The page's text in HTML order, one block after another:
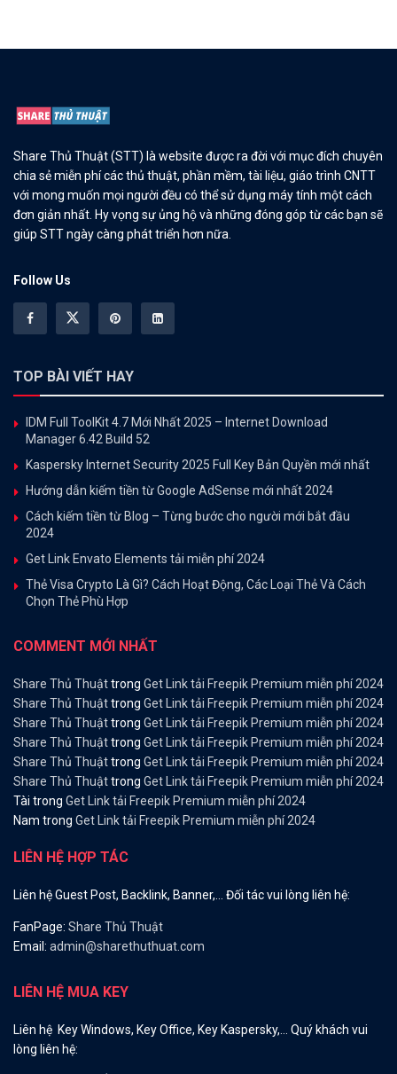
Share Thủ Thuật (STT) là website được ra đời với mục đích chuyên
chia sẻ miễn phí các thủ thuật, phần mềm, tài liệu, giáo trình CNTT
với mong muốn mọi người đều có thể sử dụng máy tính một cách
đơn giản nhất. Hy vọng sự ủng hộ và những đóng góp từ các bạn sẽ
giúp STT ngày càng phát triển hơn nữa.
Follow Us
TOP BÀI VIẾT HAY
IDM Full ToolKit 4.7 Mới Nhất 2025 – Internet Download
Manager 6.42 Build 52
Kaspersky Internet Security 2025 Full Key Bản Quyền mới nhất
Hướng dẫn kiếm tiền từ Google AdSense mới nhất 2024
Cách kiếm tiền từ Blog – Từng bước cho người mới bắt đầu
2024
Get Link Envato Elements tải miễn phí 2024
Thẻ Visa Crypto Là Gì? Cách Hoạt Động, Các Loại Thẻ Và Cách
Chọn Thẻ Phù Hợp
COMMENT MỚI NHẤT
Share Thủ Thuậttrong Get Link tải Freepik Premium miễn phí 2024
Share Thủ Thuậttrong Get Link tải Freepik Premium miễn phí 2024
Share Thủ Thuậttrong Get Link tải Freepik Premium miễn phí 2024
Share Thủ Thuậttrong Get Link tải Freepik Premium miễn phí 2024
Share Thủ Thuậttrong Get Link tải Freepik Premium miễn phí 2024
Share Thủ Thuậttrong Get Link tải Freepik Premium miễn phí 2024
Tài trong Get Link tải Freepik Premium miễn phí 2024
Nam trong Get Link tải Freepik Premium miễn phí 2024
LIÊN HỆ HỢP TÁC
Liên hệ Guest Post, Backlink, Banner,… Đối tác vui lòng liên hệ:
FanPage: Share Thủ Thuật
Email: admin@sharethuthuat.com
LIÊN HỆ MUA KEY
Liên hệ Key Windows, Key Office, Key Kaspersky,… Quý khách vui
lòng liên hệ: